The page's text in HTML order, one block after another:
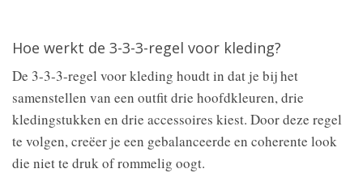
Hoe werkt de 3-3-3-regel voor kleding?
De 3-3-3-regel voor kleding houdt in dat je bij het
samenstellen van een outfit drie hoofdkleuren, drie
kledingstukken en drie accessoires kiest. Door deze regel
te volgen, creëer je een gebalanceerde en coherente look
die niet te druk of rommelig oogt.